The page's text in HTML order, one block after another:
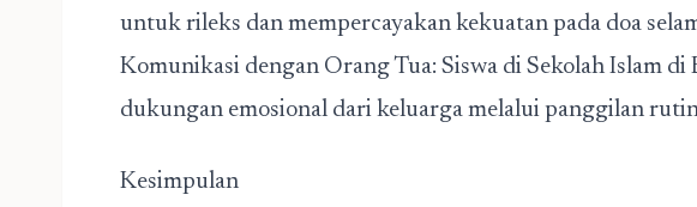
untuk rileks dan mempercayakan kekuatan pada doa
Komunikasi dengan Orang Tua: Siswa di Sekolah Islam
dukungan emosional dari keluarga melalui panggilan
Kesimpulan